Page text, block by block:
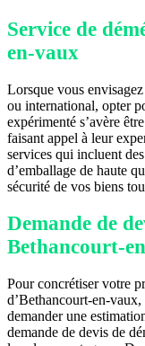
Service de
en-vaux
Lorsque vous
ou international, opter
expérimenté s’avère
faisant appel à leur
services qui incluent
d’emballage de haute
sécurité de vos biens
Demande de
Bethancourt-
Pour concrétiser votre
d’Bethancourt-en-
demander une
demande de devis de